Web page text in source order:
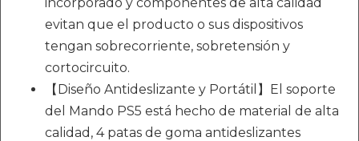
evitan que el producto o sus dispositivos
tengan sobrecorriente, sobretensión y
cortocircuito.
【Diseño Antideslizante y Portátil】El soporte
del Mando PS5 está hecho de material de alta
calidad, 4 patas de goma antideslizantes